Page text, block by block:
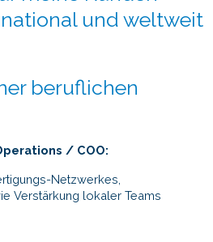
und weltweit
beruflichen
/ COO:
Netzwerkes,
Verstärkung lokaler Teams